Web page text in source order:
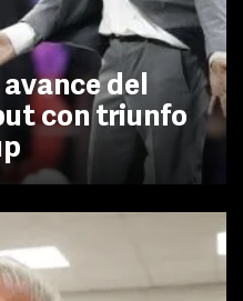
del
con triunfo